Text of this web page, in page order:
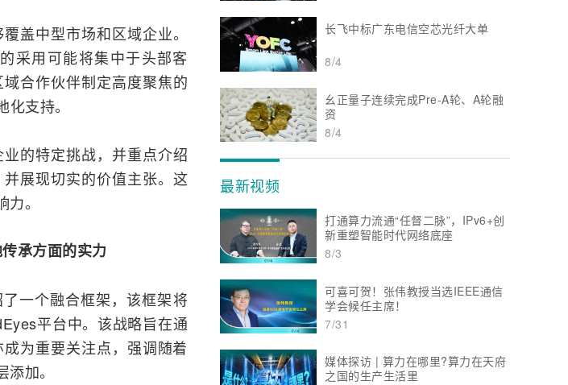
盖中型市场和区域企业。
采用可能将集中于头部客
合作伙伴制定高度聚焦的
支持。
的特定挑战，并重点介绍
展现切实的价值主张。这
。
承方面的实力
一个融合框架，该框架将
平台中。该战略旨在通
为重要关注点，强调随着
加。
长飞中标广东电信空芯光纤大单
8/4
幺正量子连续完成Pre-A轮、A轮融
资
8/4
最新视频
打通算力流通“任督二脉”，IPv6+创
新重塑智能时代网络底座
8/3
可喜可贺！张伟教授当选IEEE通信
学会候任主席！
7/31
媒体探访 | 算力在哪里?算力在天府
之国的生产生活里